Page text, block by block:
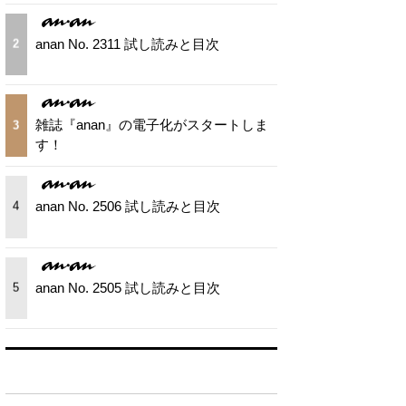
2 anan No. 2311 試し読みと目次
3
雑誌『anan』の電子化がスタートしま
す！
4 anan No. 2506 試し読みと目次
5 anan No. 2505 試し読みと目次